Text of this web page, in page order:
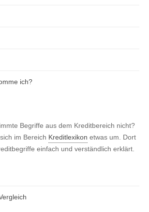
ich?
Begriffe aus dem Kreditbereich nicht?
im Bereich Kreditlexikon etwas um. Dort
einfach und verständlich erklärt.